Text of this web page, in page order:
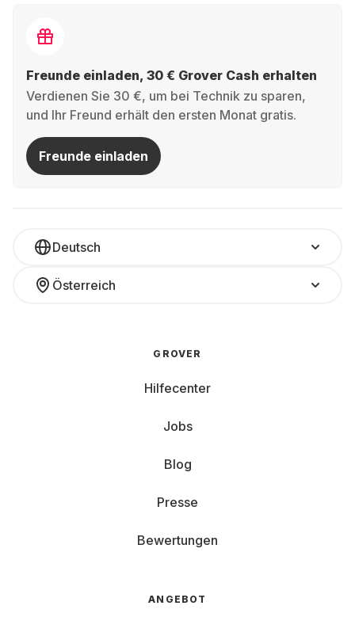
Freunde einladen, 30 € Grover Cash erhalten
Verdienen Sie 30 €, um bei Technik zu sparen,
und Ihr Freund erhält den ersten Monat gratis.
Freunde einladen
Deutsch
Österreich
GROVER
Hilfecenter
Jobs
Blog
Presse
Bewertungen
ANGEBOT